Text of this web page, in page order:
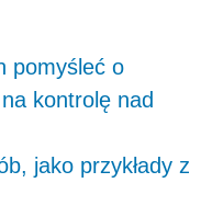
pomyśleć o
kontrolę nad
jako przykłady z